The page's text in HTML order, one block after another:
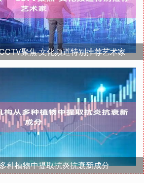
聚焦·文化频道特别推荐艺术家
种植物中提取抗炎抗衰新成分